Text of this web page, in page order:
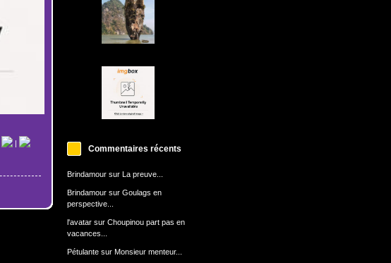
Commentaires récents
Brindamoursur La preuve...
Brindamoursur Goulags en
perspective...
l'avatarsur Choupinou part pas en
vacances...
Pétulantesur Monsieur menteur...
|